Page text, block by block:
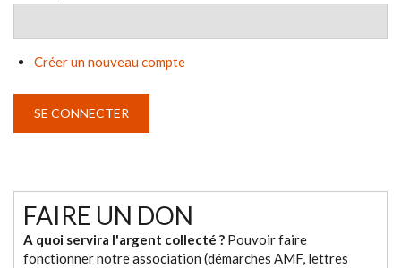
Créer un nouveau compte
FAIRE UN DON
A quoi servira l'argent collecté ? Pouvoir faire
fonctionner notre association (démarches AMF, lettres